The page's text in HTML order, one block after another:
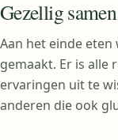
Gezellig
Aan het einde eten
gemaakt. Er is alle
ervaringen uit te
anderen die ook